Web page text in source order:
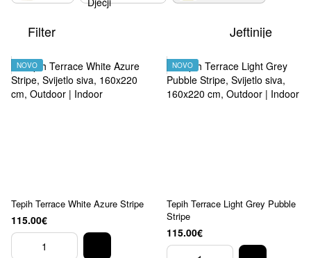
Filter Jeftinije
NOVO
Tepih Terrace White Azure Stripe
115.00€
NOVO
Tepih Terrace Light Grey Pubble
Stripe
115.00€